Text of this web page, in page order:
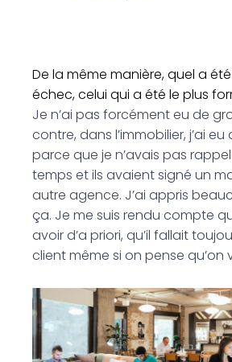
De la même manière, quel a
échec, celui qui a été le plus
Je n’ai pas forcément eu de
contre, dans l’immobilier, j’ai
parce que je n’avais pas
temps et ils avaient signé un
autre agence. J’ai appris
ça. Je me suis rendu compte
avoir d’a priori, qu’il fallait
client même si on pense qu’on